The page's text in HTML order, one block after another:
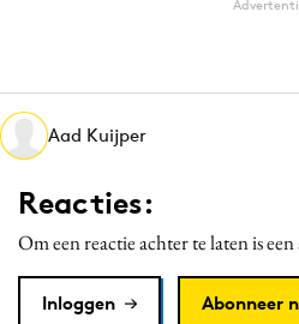
Interne communicatie
Martech
Media
Merkstrategie
PR
Purpose Marketing
Aad Kuijper
Reacties:
Om een reactie achter te laten is
Inloggen Abonneer